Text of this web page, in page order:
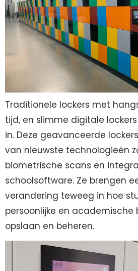
Traditionele lockers met
tijd, en slimme digitale
in. Deze geavanceerde
van nieuwste technologieën
biometrische scans en
schoolsoftware. Ze brengen
verandering teweeg in hoe
persoonlijke en academische
opslaan en beheren.